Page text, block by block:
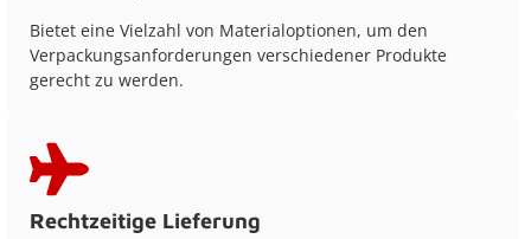
Bietet eine Vielzahl von Materialoptionen, um den
Verpackungsanforderungen verschiedener Produkte
gerecht zu werden.
Rechtzeitige Lieferung